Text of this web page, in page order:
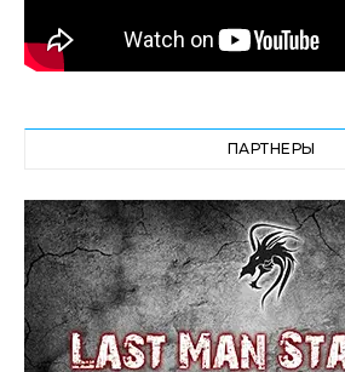
ПАРТНЕРЫ